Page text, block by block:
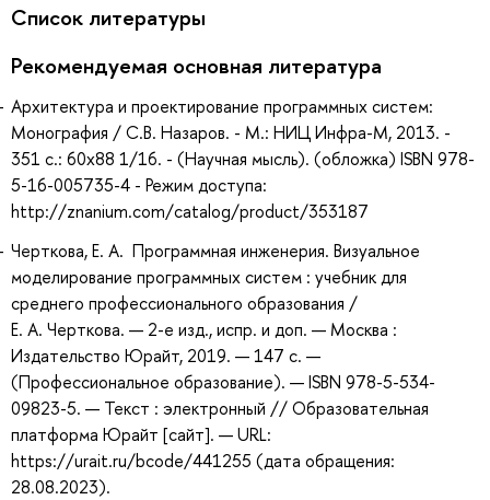
Список литературы
Рекомендуемая основная литература
Архитектура и проектирование программных систем:
Монография / С.В. Назаров. - М.: НИЦ Инфра-М, 2013. -
351 с.: 60x88 1/16. - (Научная мысль). (обложка) ISBN 978-
5-16-005735-4 - Режим доступа:
http://znanium.com/catalog/product/353187
Черткова, Е. А. Программная инженерия. Визуальное
моделирование программных систем : учебник для
среднего профессионального образования /
Е. А. Черткова. — 2-е изд., испр. и доп. — Москва :
Издательство Юрайт, 2019. — 147 с. —
(Профессиональное образование). — ISBN 978-5-534-
09823-5. — Текст : электронный // Образовательная
платформа Юрайт [сайт]. — URL:
https://urait.ru/bcode/441255 (дата обращения:
28.08.2023).